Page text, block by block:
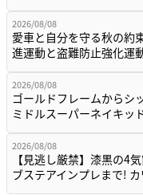
2026/08/08
愛車と自分を守る秋の約
進運動と盗難防止強化運
2026/08/08
ゴールドフレームからシ
ミドルスーパーネイキッ
2026/08/08
【見逃し厳禁】漆黒の4
ブステアインプレまで!